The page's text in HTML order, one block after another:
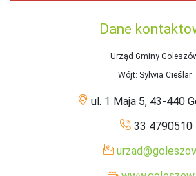
Dane
Urząd Gminy
Wójt: Sylwia Cieślar
ul. 1 Maja 5, 43-440
33 4790510